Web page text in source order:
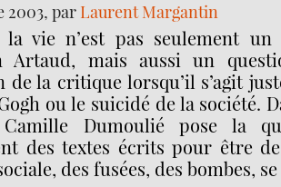
2003, par Laurent Margantin
la vie n’est pas seulement
Artaud, mais aussi un
de la critique lorsqu’il s’agit
ou le suicidé de la société.
Dumoulié pose la
des textes écrits pour être
des fusées, des bombes,